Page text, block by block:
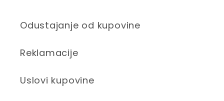
Odustajanje od kupovine
Reklamacije
Uslovi kupovine